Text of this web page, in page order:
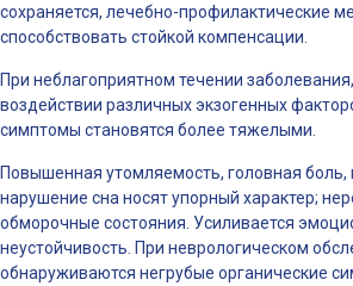
сохраняется, лечебно-профилактические
способствовать стойкой компенсации.
При неблагоприятном течении
воздействии различных экзогенных
симптомы становятся более тяжелыми.
Повышенная утомляемость, головная боль,
нарушение сна носят упорный характер;
обморочные состояния. Усиливается
неустойчивость. При неврологическом
обнаруживаются негрубые органические